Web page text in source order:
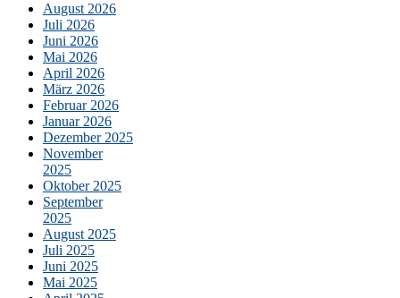
August 2026
Juli 2026
Juni 2026
Mai 2026
April 2026
März 2026
Februar 2026
Januar 2026
Dezember 2025
November
2025
Oktober 2025
September
2025
August 2025
Juli 2025
Juni 2025
Mai 2025